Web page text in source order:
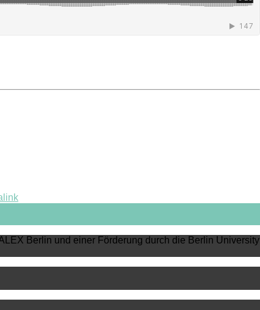
Berlin und einer Förderung durch die Berlin University